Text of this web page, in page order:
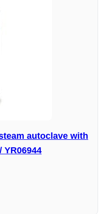
autoclave with
YR06944